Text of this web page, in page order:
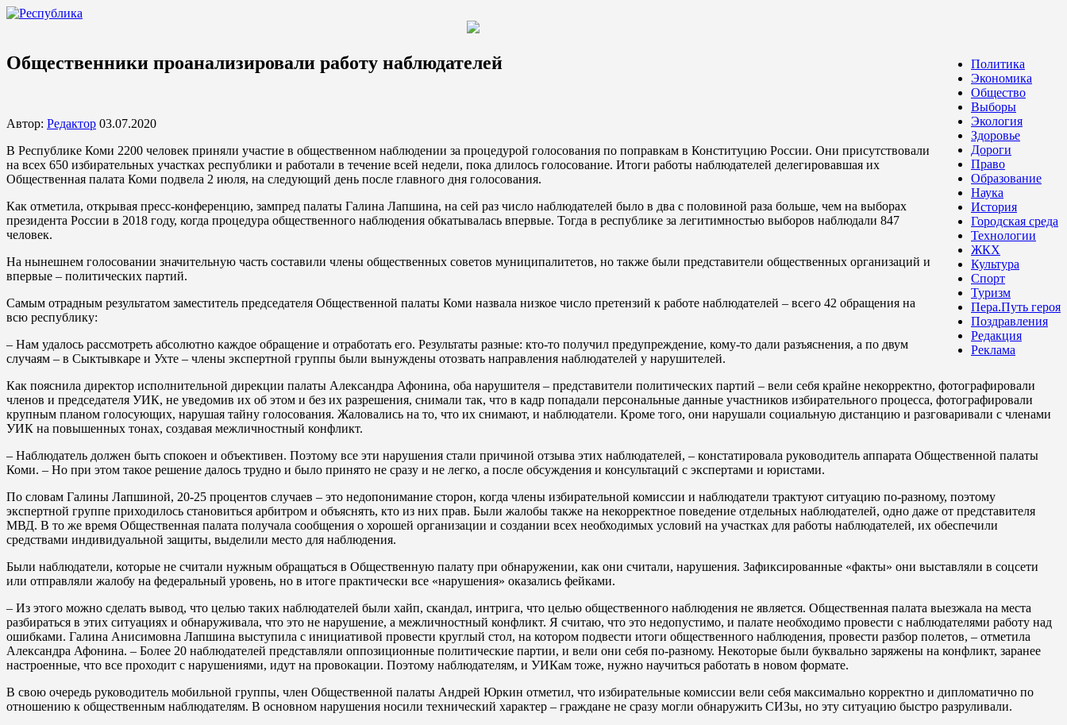
Политика
Экономика
Общество
Выборы
Экология
Здоровье
Дороги
Право
Образование
Наука
История
Городская среда
Технологии
ЖКХ
Культура
Спорт
Туризм
Пера.Путь героя
Поздравления
Редакция
Реклама
Общественники проанализировали работу наблюдателей
Автор: Редактор 03.07.2020
В Республике Коми 2200 человек приняли участие в общественном наблюдении за процедурой голосования по поправкам в Конституцию России. Они присутствовали
на всех 650 избирательных участках республики и работали в течение всей недели, пока длилось голосование. Итоги работы наблюдателей делегировавшая их
Общественная палата Коми подвела 2 июля, на следующий день после главного дня голосования.
Как отметила, открывая пресс-конференцию, зампред палаты Галина Лапшина, на сей раз число наблюдателей было в два с половиной раза больше, чем на выборах
президента России в 2018 году, когда процедура общественного наблюдения обкатывалась впервые. Тогда в республике за легитимностью выборов наблюдали 847
человек.
На нынешнем голосовании значительную часть составили члены общественных советов муниципалитетов, но также были представители общественных организаций и
впервые – политических партий.
Самым отрадным результатом заместитель председателя Общественной палаты Коми назвала низкое число претензий к работе наблюдателей – всего 42 обращения на
всю республику:
– Нам удалось рассмотреть абсолютно каждое обращение и отработать его. Результаты разные: кто-то получил предупреждение, кому-то дали разъяснения, а по двум
случаям – в Сыктывкаре и Ухте – члены экспертной группы были вынуждены отозвать направления наблюдателей у нарушителей.
Как пояснила директор исполнительной дирекции палаты Александра Афонина, оба нарушителя – представители политических партий – вели себя крайне некорректно, фотографировали
членов и председателя УИК, не уведомив их об этом и без их разрешения, снимали так, что в кадр попадали персональные данные участников избирательного процесса, фотографировали
крупным планом голосующих, нарушая тайну голосования. Жаловались на то, что их снимают, и наблюдатели. Кроме того, они нарушали социальную дистанцию и разговаривали с членами
УИК на повышенных тонах, создавая межличностный конфликт.
– Наблюдатель должен быть спокоен и объективен. Поэтому все эти нарушения стали причиной отзыва этих наблюдателей, – констатировала руководитель аппарата Общественной палаты
Коми. – Но при этом такое решение далось трудно и было принято не сразу и не легко, а после обсуждения и консультаций с экспертами и юристами.
По словам Галины Лапшиной, 20-25 процентов случаев – это недопонимание сторон, когда члены избирательной комиссии и наблюдатели трактуют ситуацию по-разному, поэтому
экспертной группе приходилось становиться арбитром и объяснять, кто из них прав. Были жалобы также на некорректное поведение отдельных наблюдателей, одно даже от представителя
МВД. В то же время Общественная палата получала сообщения о хорошей организации и создании всех необходимых условий на участках для работы наблюдателей, их обеспечили
средствами индивидуальной защиты, выделили место для наблюдения.
Были наблюдатели, которые не считали нужным обращаться в Общественную палату при обнаружении, как они считали, нарушения. Зафиксированные «факты» они выставляли в соцсети
или отправляли жалобу на федеральный уровень, но в итоге практически все «нарушения» оказались фейками.
– Из этого можно сделать вывод, что целью таких наблюдателей были хайп, скандал, интрига, что целью общественного наблюдения не является. Общественная палата выезжала на места
разбираться в этих ситуациях и обнаруживала, что это не нарушение, а межличностный конфликт. Я считаю, что это недопустимо, и палате необходимо провести с наблюдателями работу над
ошибками. Галина Анисимовна Лапшина выступила с инициативой провести круглый стол, на котором подвести итоги общественного наблюдения, провести разбор полетов, – отметила
Александра Афонина. – Более 20 наблюдателей представляли оппозиционные политические партии, и вели они себя по-разному. Некоторые были буквально заряжены на конфликт, заранее
настроенные, что все проходит с нарушениями, идут на провокации. Поэтому наблюдателям, и УИКам тоже, нужно научиться работать в новом формате.
В свою очередь руководитель мобильной группы, член Общественной палаты Андрей Юркин отметил, что избирательные комиссии вели себя максимально корректно и дипломатично по
отношению к общественным наблюдателям. В основном нарушения носили технический характер – граждане не сразу могли обнаружить СИЗы, но эту ситуацию быстро разруливали.